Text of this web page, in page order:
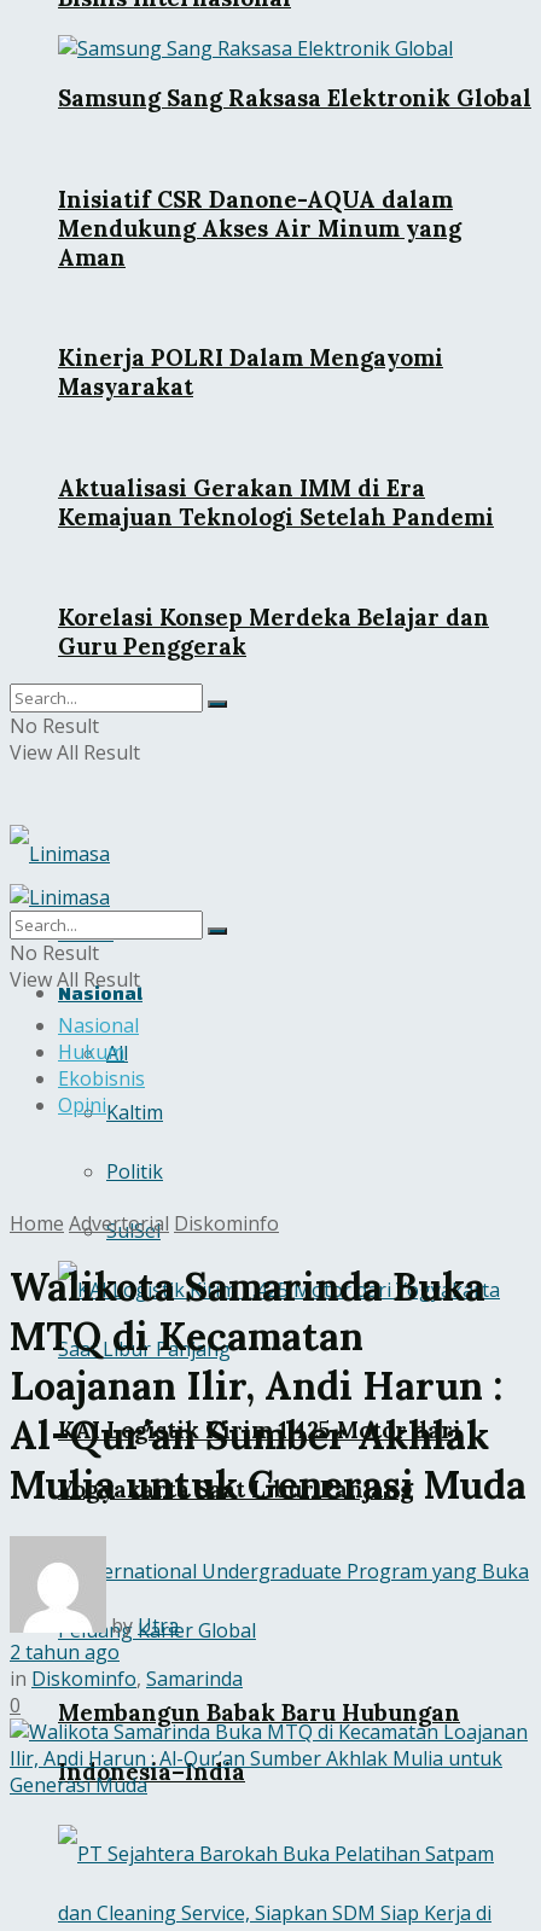
Samsung Sang Raksasa Elektronik Global
Inisiatif CSR Danone-AQUA dalam
Mendukung Akses Air Minum yang
Aman
Kinerja POLRI Dalam Mengayomi
Masyarakat
Aktualisasi Gerakan IMM di Era
Kemajuan Teknologi Setelah Pandemi
Korelasi Konsep Merdeka Belajar dan
Guru Penggerak
No Result
View All Result
Home
Nasional
All
Kaltim
Politik
SulSel
KAI Logistik Kirim 1.425 Motor dari
Yogyakarta Saat Libur Panjang
Membangun Babak Baru Hubungan
Indonesia–India
No Result
View All Result
Nasional
Hukum
Ekobisnis
Opini
Home Advertorial Diskominfo
Walikota Samarinda Buka
MTQ di Kecamatan
Loajanan Ilir, Andi Harun :
Al-Qur’an Sumber Akhlak
Mulia untuk Generasi Muda
by Utra
2 tahun ago
in Diskominfo, Samarinda
0